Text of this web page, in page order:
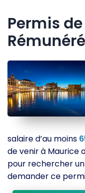
Permis
salaire d’au moins
de venir à Maurice
pour rechercher
demander ce